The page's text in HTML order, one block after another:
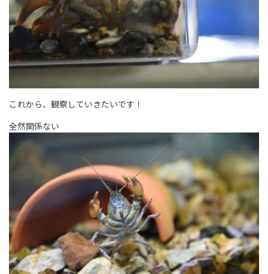
これから、観察していきたいです！
全然関係ない